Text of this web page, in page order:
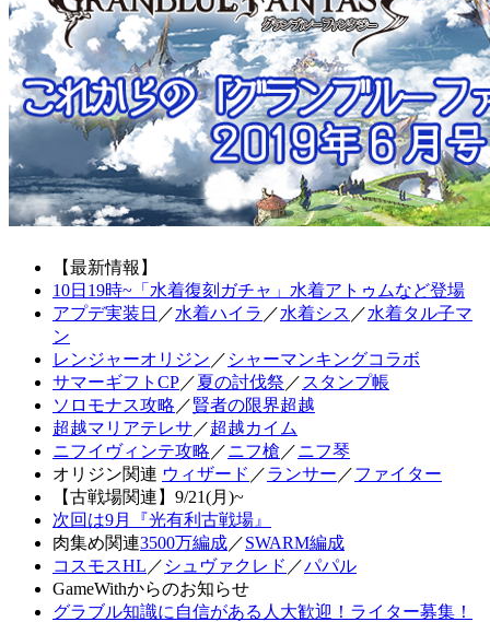
【最新情報】
10日19時~「水着復刻ガチャ」水着アトゥムなど登場
アプデ実装日 ／水着ハイラ ／水着シス ／水着タル子マ
ン
レンジャーオリジン ／ シャーマンキングコラボ
サマーギフトCP／夏の討伐祭 ／ スタンプ帳
ソロモナス攻略 ／賢者の限界超越
超越マリアテレサ ／超越カイム
ニフイヴィンテ攻略 ／ニフ槍 ／ニフ琴
オリジン関連 ウィザード ／ランサー ／ファイター
【古戦場関連】9/21(月)~
次回は9月『光有利古戦場』
肉集め関連3500万編成／SWARM編成
コスモスHL ／ シュヴァクレド ／パパル
GameWithからのお知らせ
グラブル知識に自信がある人大歓迎！ライター募集！